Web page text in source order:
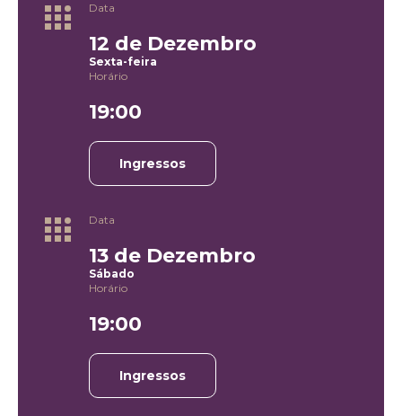
Data
12 de Dezembro
Sexta-feira
Horário
19:00
Ingressos
Data
13 de Dezembro
Sábado
Horário
19:00
Ingressos